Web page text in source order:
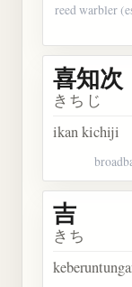
reed warbler
喜知次
きちじ
ikan kichiji
吉
きち